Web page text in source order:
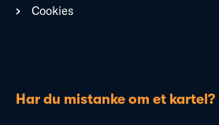
Cookies
Har du mistanke om et kartel?